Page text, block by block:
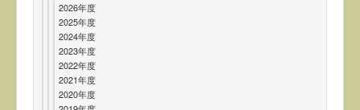
2026年度
2025年度
2024年度
2023年度
2022年度
2021年度
2020年度